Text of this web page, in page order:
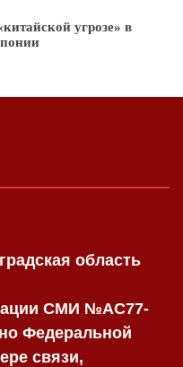
угрозе» в
область
СМИ №AC77-
Федеральной
связи,